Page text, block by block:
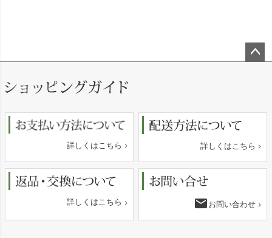
詳しくはこちら 詳しくはこちら
詳しくはこちら email お問い合わせ